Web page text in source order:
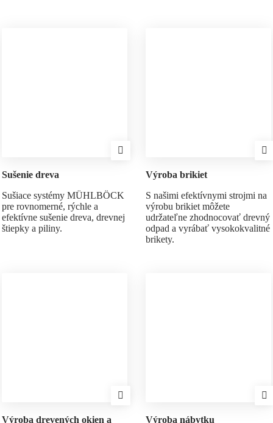
Sušenie dreva
Sušiace systémy MÜHLBÖCK
pre rovnomerné, rýchle a
efektívne sušenie dreva, drevnej
štiepky a piliny.
Výroba brikiet
S našimi efektívnymi strojmi na
výrobu brikiet môžete
udržateľne zhodnocovať drevný
odpad a vyrábať vysokokvalitné
brikety.
Výroba drevených okien a Výroba nábytku